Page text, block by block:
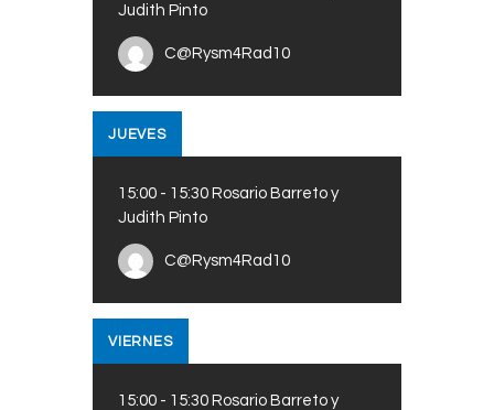
Judith Pinto
C@Rysm4Rad10
JUEVES
15:00- 15:30 Rosario Barreto y
Judith Pinto
C@Rysm4Rad10
VIERNES
15:00- 15:30 Rosario Barreto y